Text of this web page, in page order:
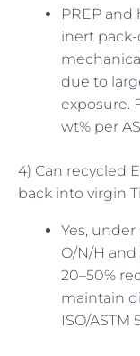
PREP
inert
due to
exposure.
wt% per
4) Can recycled
back into virgin
Yes,
O/N/H and
20–50%
maintain
ISO/ASTM